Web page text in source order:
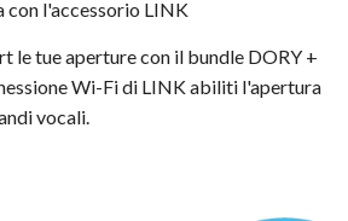
con l'accessorio LINK
le tue aperture con il bundle DORY +
Wi-Fi di LINK abiliti l'apertura
vocali.